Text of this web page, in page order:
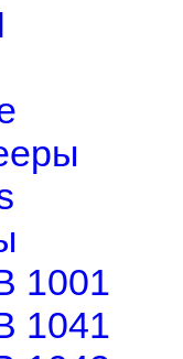
1001
1041